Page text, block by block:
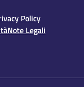
Policy
Note Legali